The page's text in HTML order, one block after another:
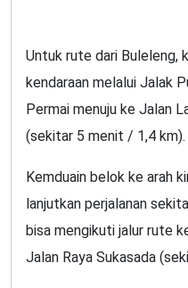
Untuk rute dari Buleleng,
kendaraan melalui Jalak
Permai menuju ke Jalan
(sekitar 5 menit / 1,4 km).
Kemduain belok ke arah
lanjutkan perjalanan
bisa mengikuti jalur rute
Jalan Raya Sukasada